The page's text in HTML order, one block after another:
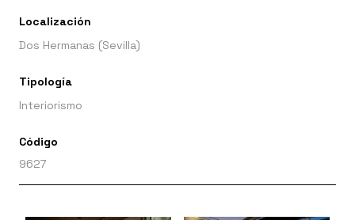
Localización
Dos Hermanas (Sevilla)
Tipología
Interiorismo
Código
9627